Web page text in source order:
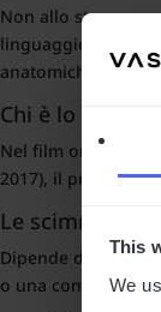
This
We
Non allo stesso
linguaggio dei
anatomiche.
Chi è lo
Nel film originale
2017), il
Le scimmie
Dipende dal film.
o una